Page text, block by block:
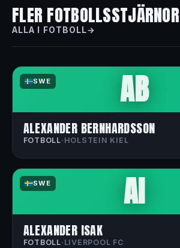
FLER FOTBOLLSSTJÄRNOR
ALLA I FOTBOLL
SWE AB
ALEXANDER BERNHARDSSON
FOTBOLL· HOLSTEIN KIEL
SWE AI
ALEXANDER ISAK
FOTBOLL· LIVERPOOL FC